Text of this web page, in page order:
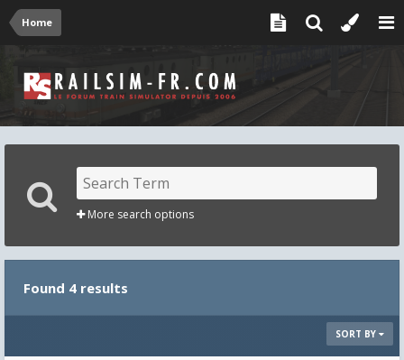
Home
More search options
Found 4 results
SORT BY